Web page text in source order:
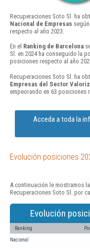
Recuperaciones Soto Sl. ha
Nacional de Empresas
respecto al año 2023.
En el Ranking de Barcelona
Sl. en 2024 ha conseguido la
posiciones respecto al año
Recuperaciones Soto Sl. ha
Empresas del Sector
empeorando en 63 posiciones
Acceda a toda la
Evolución posiciones
A continuación le mostramos
Recuperaciones Soto Sl. por
Evolución
Ranking
Nacional